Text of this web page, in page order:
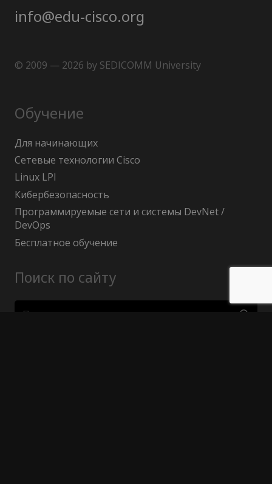
info@edu-cisco.org
© 2009 — 2026 by SEDICOMM University
Обучение
Для начинающих
Сетевые технологии Cisco
Linux LPI
Кибербезопасность
Программируемые сети и системы DevNet /
DevOps
Бесплатное обучение
Поиск по сайту
Найти: